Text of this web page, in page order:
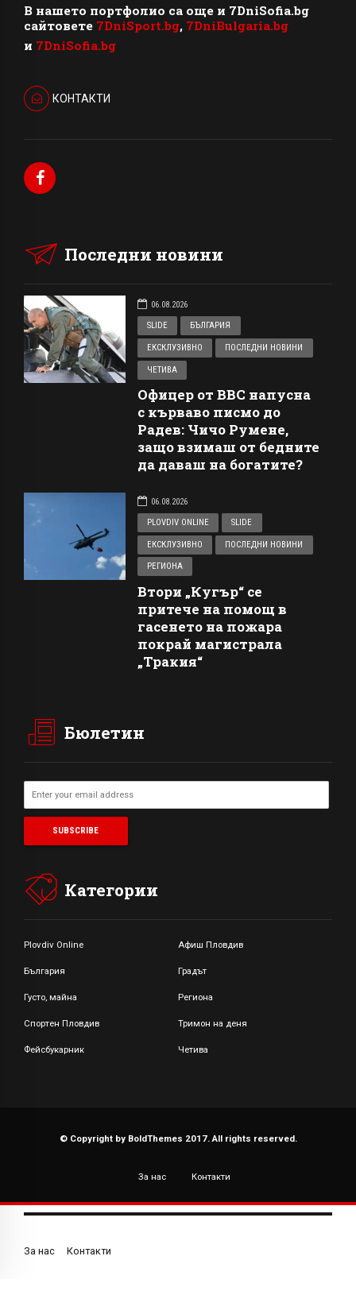
В нашето портфолио са още и 7DniSofia.bg
сайтовете 7DniSport.bg, 7DniBulgaria.bg
и 7DniSofia.bg
КОНТАКТИ
Последни новини
06.08.2026
SLIDE
БЪЛГАРИЯ
ЕКСКЛУЗИВНО ПОСЛЕДНИ НОВИНИ
ЧЕТИВА
Офицер от ВВС напусна
с кърваво писмо до
Радев: Чичо Румене,
защо взимаш от бедните
да даваш на богатите?
06.08.2026
PLOVDIV ONLINE
SLIDE
ЕКСКЛУЗИВНО ПОСЛЕДНИ НОВИНИ
РЕГИОНА
Втори „Кугър“ се
притече на помощ в
гасенето на пожара
покрай магистрала
„Тракия“
Бюлетин
Категории
Plovdiv Online Афиш Пловдив
България Градът
Густо, майна Региона
Спортен Пловдив Тримон на деня
Фейсбукарник Четива
© Copyright by BoldThemes 2017. All rights reserved.
За нас Контакти
За нас Контакти